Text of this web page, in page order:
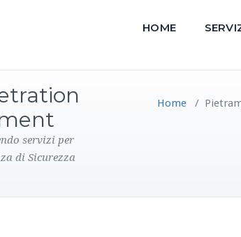
HOME
servizi per
di Sicurezza
Home /